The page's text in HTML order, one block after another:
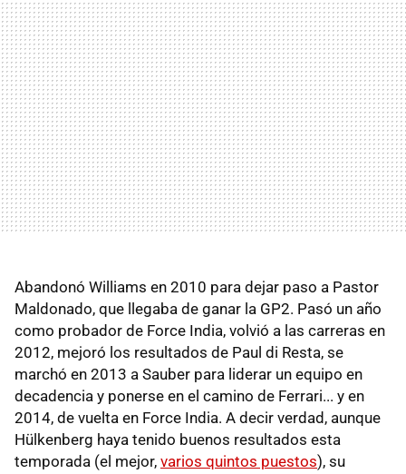
Abandonó Williams en 2010 para dejar paso a Pastor
Maldonado, que llegaba de ganar la GP2. Pasó un año
como probador de Force India, volvió a las carreras en
2012, mejoró los resultados de Paul di Resta, se
marchó en 2013 a Sauber para liderar un equipo en
decadencia y ponerse en el camino de Ferrari... y en
2014, de vuelta en Force India. A decir verdad, aunque
Hülkenberg haya tenido buenos resultados esta
temporada (el mejor, varios quintos puestos), su